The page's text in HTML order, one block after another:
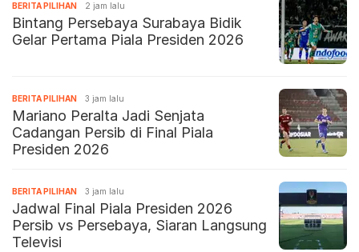
BERITA PILIHAN 2 jam lalu
Bintang Persebaya Surabaya Bidik
Gelar Pertama Piala Presiden 2026
BERITA PILIHAN 3 jam lalu
Mariano Peralta Jadi Senjata
Cadangan Persib di Final Piala
Presiden 2026
BERITA PILIHAN 3 jam lalu
Jadwal Final Piala Presiden 2026
Persib vs Persebaya, Siaran Langsung
Televisi